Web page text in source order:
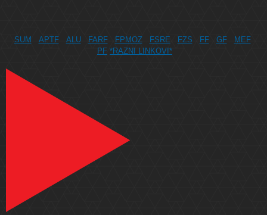
SUM APTF ALU FARF FPMOZ FSRE FZS FF GF
MEF
PF *RAZNI LINKOVI*